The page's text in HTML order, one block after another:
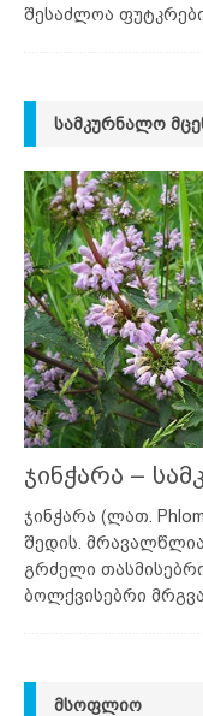
შესაძლოა
ᲡᲐᲛᲙᲣᲠᲜᲐᲚᲝ
ჯინჭარა –
ჯინჭარა (ლათ.
შედის.
გრძელი
ბოლქვისებრი
ᲛᲡᲝᲤᲚᲘᲝ